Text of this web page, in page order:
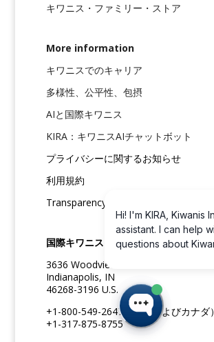
キワニス・ファミリー・ストア
More information
キワニスでのキャリア
多様性、公平性、包摂
AIと国際キワニス
KIRA：キワニスAIチャットボット
プライバシーに関するお知らせ
利用規約
Transparency in coverage
国際キワニス
3636 Woodview Trace
Indianapolis, IN
46268-3196 U.S.
+1-800-549-2647（米国およびカナダ）
+1-317-875-8755